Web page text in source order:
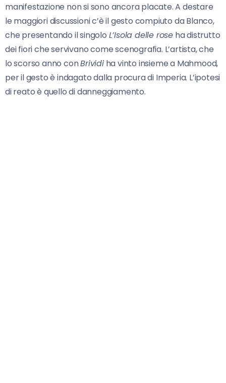
manifestazione non si sono ancora placate. A destare
le maggiori discussioni c’è il gesto compiuto da Blanco,
che presentando il singolo L’Isola delle rose ha distrutto
dei fiori che servivano come scenografia. L’artista, che
lo scorso anno conBrividiha vinto insieme a Mahmood,
per il gesto è indagato dalla procura di Imperia. L’ipotesi
di reato è quello di danneggiamento.